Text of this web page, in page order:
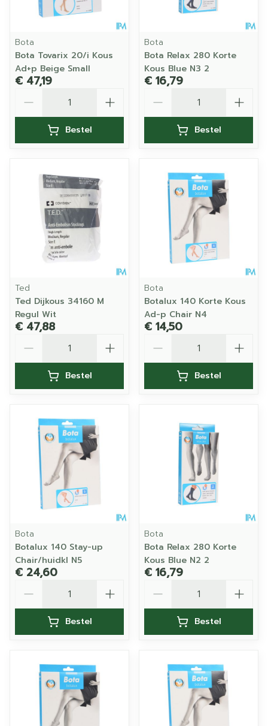
Bota
Bota Tovarix 20/i Kous
Ad+p Beige Small
€ 47,19
Bestel
Bota
Bota Relax 280 Korte
Kous Blue N3 2
€ 16,79
Bestel
Ted
Ted Dijkous 34160 M
Regul Wit
€ 47,88
Bestel
Bota
Botalux 140 Korte Kous
Ad-p Chair N4
€ 14,50
Bestel
Bota
Botalux 140 Stay-up
Chair/huidkl N5
€ 24,60
Bestel
Bota
Bota Relax 280 Korte
Kous Blue N2 2
€ 16,79
Bestel